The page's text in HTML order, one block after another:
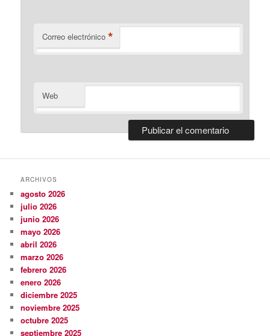
Correo electrónico *
Web
ARCHIVOS
agosto 2026
julio 2026
junio 2026
mayo 2026
abril 2026
marzo 2026
febrero 2026
enero 2026
diciembre 2025
noviembre 2025
octubre 2025
septiembre 2025